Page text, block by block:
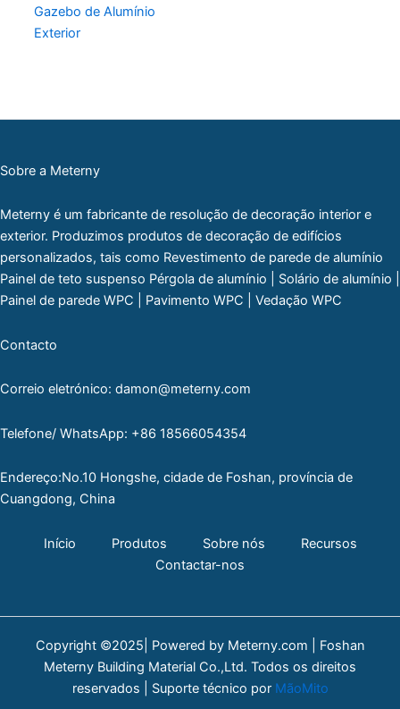
Gazebo de Alumínio
Exterior
Sobre a Meterny
Meterny é um fabricante de resolução de decoração interior e
exterior. Produzimos produtos de decoração de edifícios
personalizados, tais como Revestimento de parede de alumínio
Painel de teto suspenso Pérgola de alumínio | Solário de alumínio |
Painel de parede WPC | Pavimento WPC | Vedação WPC
Contacto
Correio eletrónico: damon@meterny.com
Telefone/ WhatsApp: +86 18566054354
Endereço:No.10 Hongshe, cidade de Foshan, província de
Cuangdong, China
Início Produtos Sobre nós
Recursos
Contactar-nos
Copyright ©2025| Powered by Meterny.com | Foshan
Meterny Building Material Co.,Ltd. Todos os direitos
reservados | Suporte técnico por MãoMito